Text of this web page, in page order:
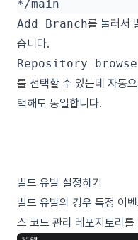
Add Branch를 눌러서
습니다.
Repository
를 선택할 수 있는데 자동
택해도 동일합니다.
빌드 유발 설정하기
빌드 유발의 경우 특정 이
스 코드 관리 레포지토리를